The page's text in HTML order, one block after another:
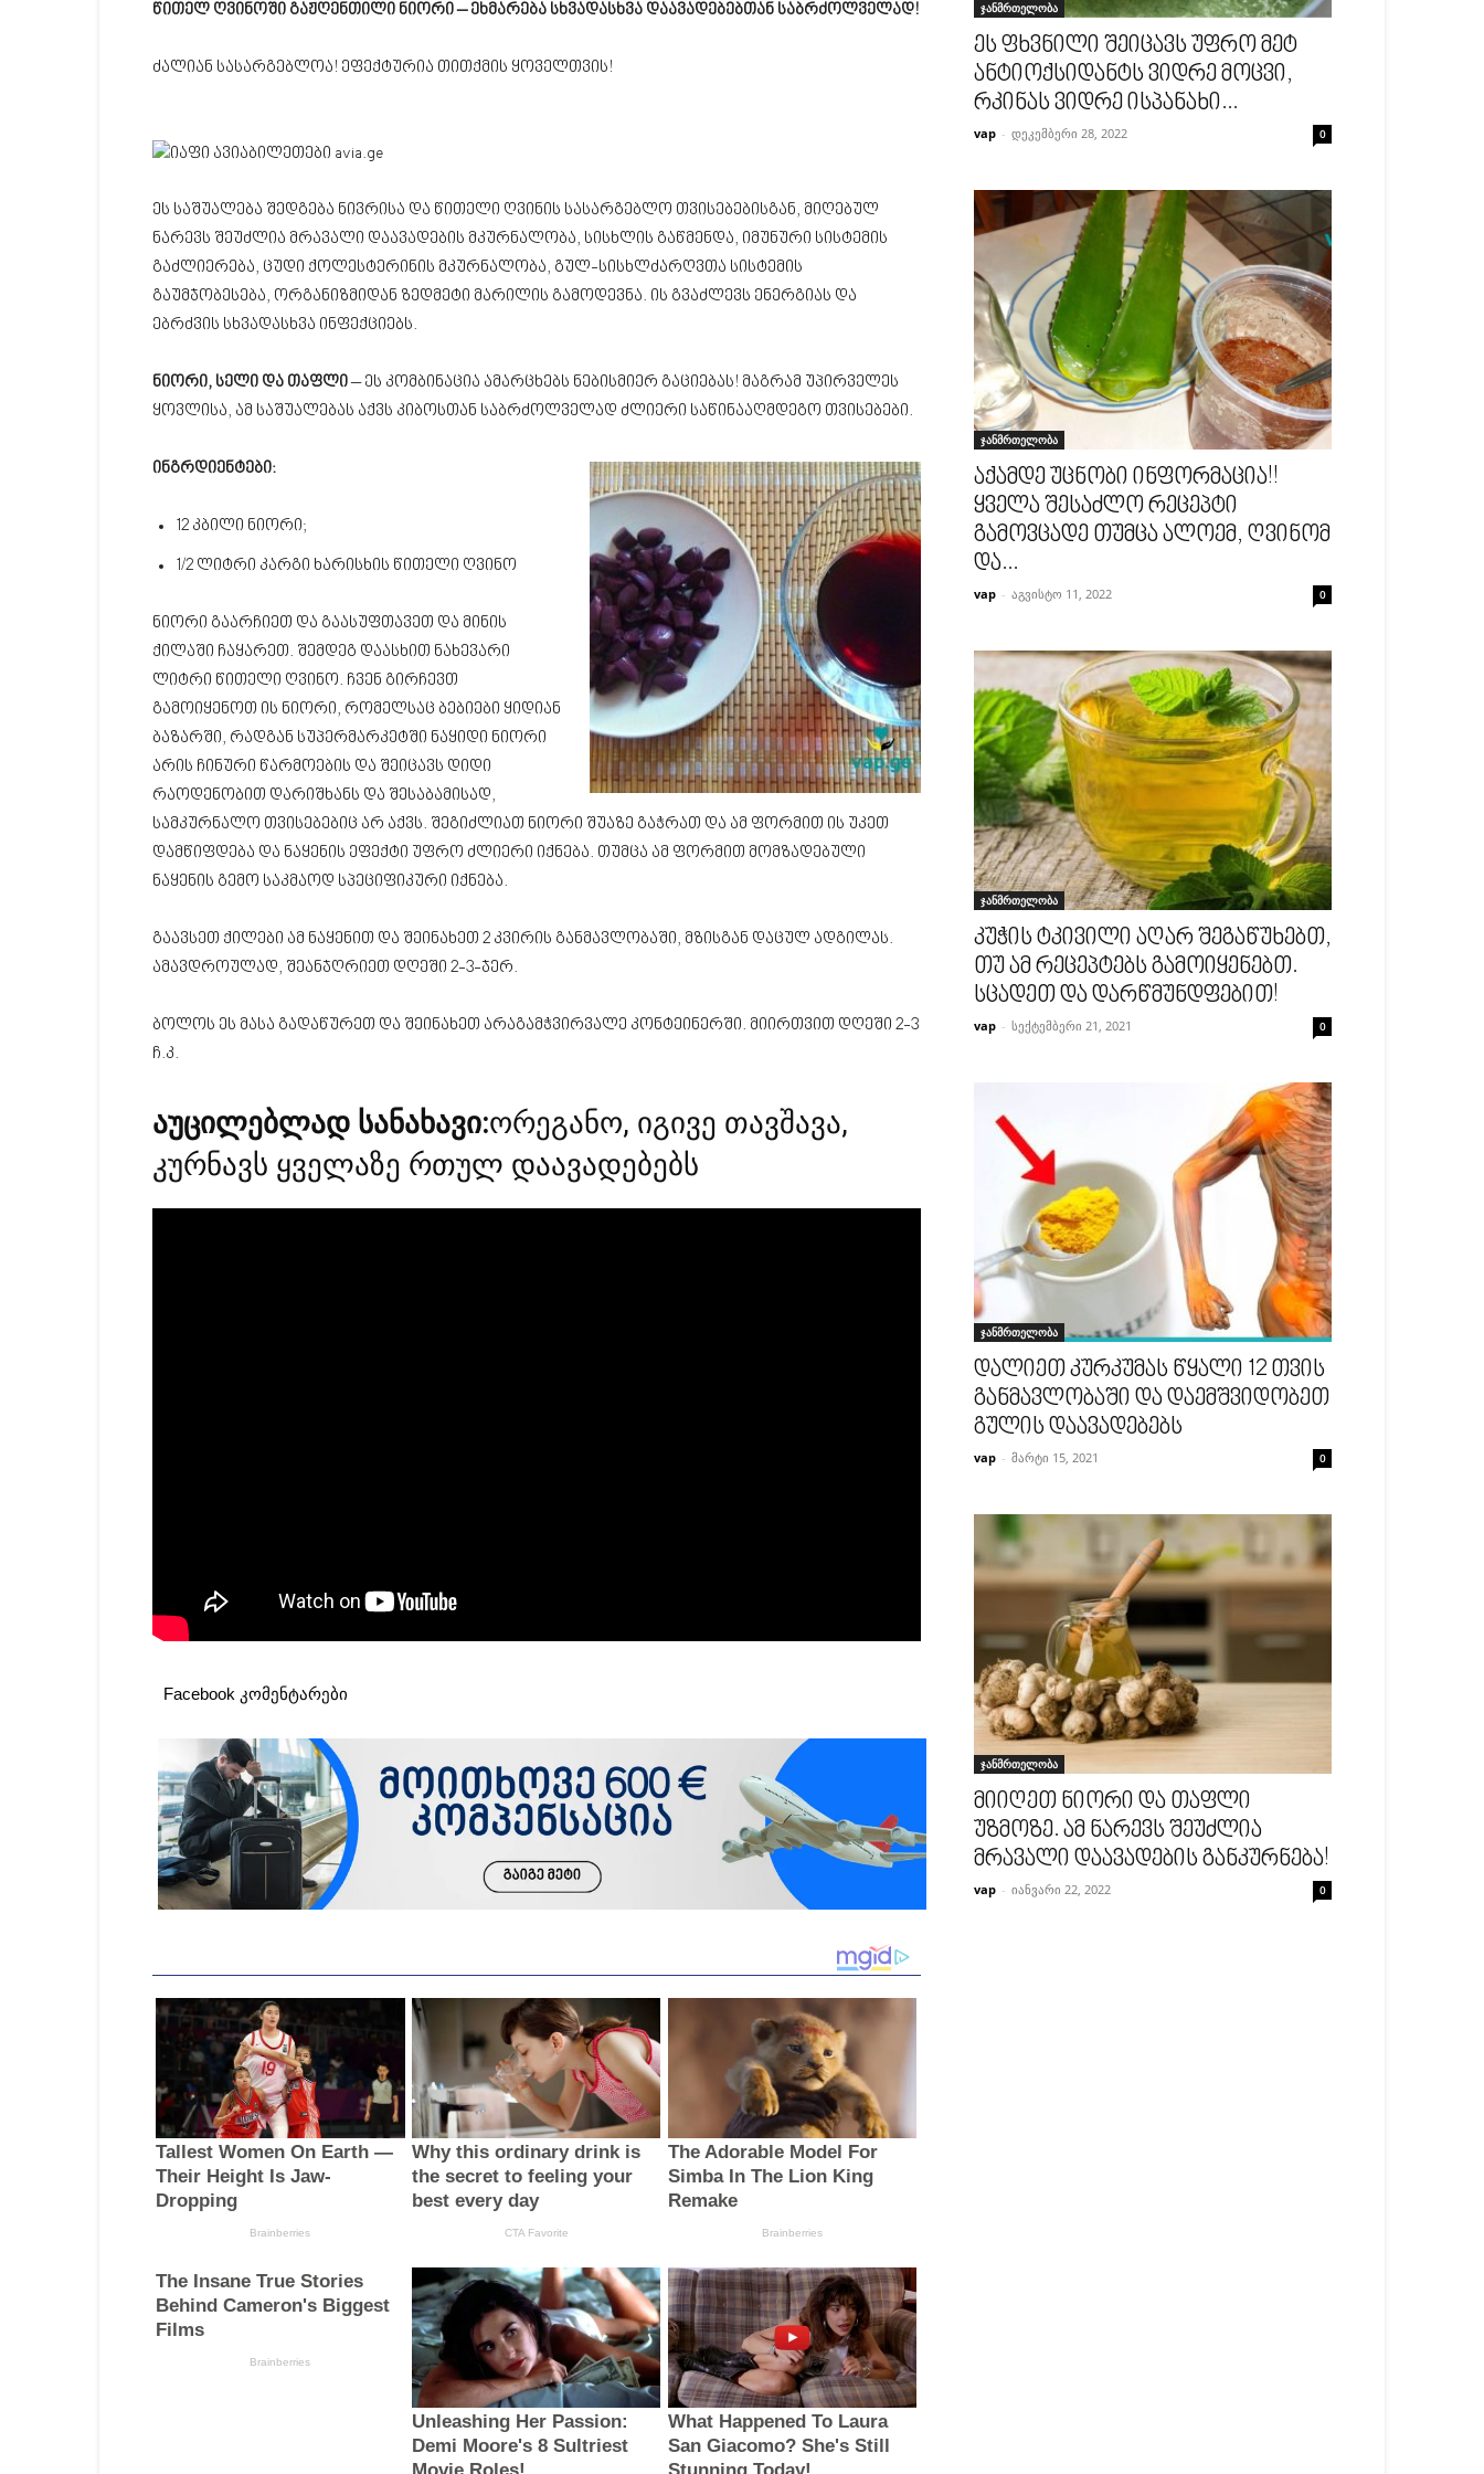
წითელ ღვინოში გაჟღენთილი ნიორი – ეხმარება სხვადასხვა დაავადებებთან საბრძოლველად!
ძალიან სასარგებლოა! ეფექტურია თითქმის ყოველთვის!
ეს საშუალება შედგება ნივრისა და წითელი ღვინის სასარგებლო თვისებებისგან, მიღებულ
ნარევს შეუძლია მრავალი დაავადების მკურნალობა, სისხლის გაწმენდა, იმუნური სისტემის
გაძლიერება, ცუდი ქოლესტერინის მკურნალობა, გულ-სისხლძარღვთა სისტემის
გაუმჯობესება, ორგანიზმიდან ზედმეტი მარილის გამოდევნა. ის გვაძლევს ენერგიას და
ებრძვის სხვადასხვა ინფექციებს.
ნიორი, სელი და თაფლი– ეს კომბინაცია ამარცხებს ნებისმიერ გაციებას! მაგრამ უპირველეს
ყოვლისა, ამ საშუალებას აქვს კიბოსთან საბრძოლველად ძლიერი საწინააღმდეგო თვისებები.
ინგრდიენტები:
12 კბილი ნიორი;
1/2 ლიტრი კარგი ხარისხის წითელი ღვინო
ნიორი გაარჩიეთ და გაასუფთავეთ და მინის
ქილაში ჩაყარეთ. შემდეგ დაასხით ნახევარი
ლიტრი წითელი ღვინო. ჩვენ გირჩევთ
გამოიყენოთ ის ნიორი, რომელსაც ბებიები ყიდიან
ბაზარში, რადგან სუპერმარკეტში ნაყიდი ნიორი
არის ჩინური წარმოების და შეიცავს დიდი
რაოდენობით დარიშხანს და შესაბამისად,
სამკურნალო თვისებებიც არ აქვს. შეგიძლიათ ნიორი შუაზე გაჭრათ და ამ ფორმით ის უკეთ
დამწიფდება და ნაყენის ეფექტი უფრო ძლიერი იქნება. თუმცა ამ ფორმით მომზადებული
ნაყენის გემო საკმაოდ სპეციფიკური იქნება.
გაავსეთ ქილები ამ ნაყენით და შეინახეთ 2 კვირის განმავლობაში, მზისგან დაცულ ადგილას.
ამავდროულად, შეანჯღრიეთ დღეში 2-3-ჯერ.
ბოლოს ეს მასა გადაწურეთ და შეინახეთ არაგამჭვირვალე კონტეინერში. მიირთვით დღეში 2-3
ჩ.კ.
აუცილებლად სანახავი:ორეგანო, იგივე თავშავა,
კურნავს ყველაზე რთულ დაავადებებს
Facebook კომენტარები
ჯანმრთელობა
ეს ფხვნილი შეიცავს უფრო მეტ
ანტიოქსიდანტს ვიდრე მოცვი,
რკინას ვიდრე ისპანახი...
vap - დეკემბერი 28, 2022 0
ჯანმრთელობა
აქამდე უცნობი ინფორმაცია!!
ყველა შესაძლო რეცეპტი
გამოვცადე თუმცა ალოემ, ღვინომ
და...
vap - აგვისტო 11, 2022 0
ჯანმრთელობა
კუჭის ტკივილი აღარ შეგაწუხებთ,
თუ ამ რეცეპტებს გამოიყენებთ.
სცადეთ და დარწმუნდფებით!
vap - სექტემბერი 21, 2021 0
ჯანმრთელობა
დალიეთ კურკუმას წყალი 12 თვის
განმავლობაში და დაემშვიდობეთ
გულის დაავადებებს
vap - მარტი 15, 2021 0
ჯანმრთელობა
მიიღეთ ნიორი და თაფლი
უზმოზე. ამ ნარევს შეუძლია
მრავალი დაავადების განკურნება!
vap - იანვარი 22, 2022 0